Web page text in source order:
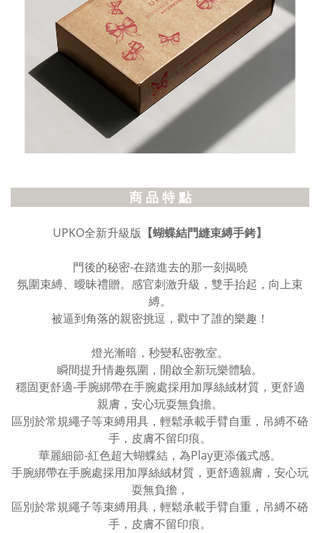
商 品 特 點
UPKO全新升級版 【蝴蝶結門縫束縛手銬】
門後的秘密-在踏進去的那一刻揭曉
氛圍束縛、曖昧禮贈。感官刺激升級，雙手抬起，向上束
縛。
被逼到角落的親密挑逗，戳中了誰的樂趣！
燈光漸暗，秒變私密教室。
瞬間提升情趣氛圍，開啟全新玩樂體驗。
穩固更舒適-手腕綁帶在手腕處採用加厚絲絨材質，更舒適
親膚，安心玩耍無負擔。
區別於常規繩子等束縛用具，輕鬆承載手臂自重，吊縛不硌
手，皮膚不留印痕。
華麗細節-紅色超大蝴蝶結，為Play更添儀式感。
手腕綁帶在手腕處採用加厚絲絨材質，更舒適親膚，安心玩
耍無負擔，
區別於常規繩子等束縛用具，輕鬆承載手臂自重，吊縛不硌
手，皮膚不留印痕。